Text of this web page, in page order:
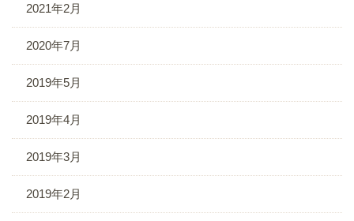
2021年2月
2020年7月
2019年5月
2019年4月
2019年3月
2019年2月